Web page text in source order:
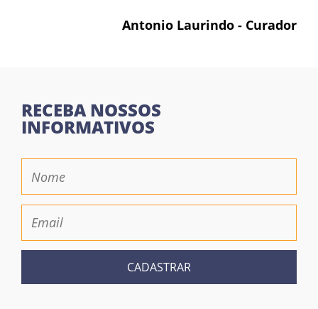
Antonio Laurindo - Curador
RECEBA NOSSOS
INFORMATIVOS
CADASTRAR